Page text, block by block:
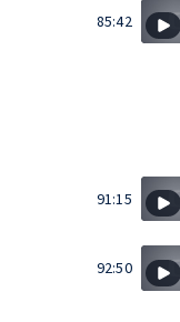
85:42
91:15
92:50